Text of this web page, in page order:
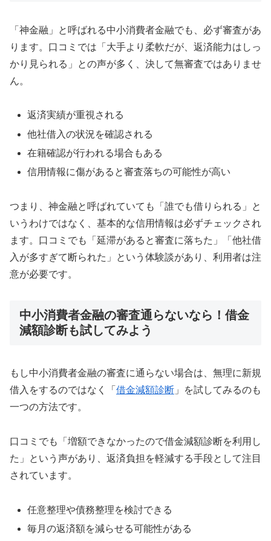
「神金融」と呼ばれる中小消費者金融でも、必ず審査があ
ります。口コミでは「大手より柔軟だが、返済能力はしっ
かり見られる」との声が多く、決して無審査ではありませ
ん。
返済実績が重視される
他社借入の状況を確認される
在籍確認が行われる場合もある
信用情報に傷があると審査落ちの可能性が高い
つまり、神金融と呼ばれていても「誰でも借りられる」と
いうわけではなく、基本的な信用情報は必ずチェックされ
ます。口コミでも「延滞があると審査に落ちた」「他社借
入が多すぎて断られた」という体験談があり、利用者は注
意が必要です。
中小消費者金融の審査通らないなら！借金
減額診断も試してみよう
もし中小消費者金融の審査に通らない場合は、無理に新規
借入をするのではなく「 借金減額診断 」を試してみるのも
一つの方法です。
口コミでも「増額できなかったので借金減額診断を利用し
た」という声があり、返済負担を軽減する手段として注目
されています。
任意整理や債務整理を検討できる
毎月の返済額を減らせる可能性がある